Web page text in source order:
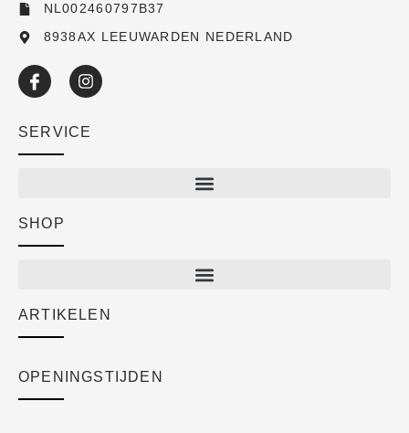
NL002460797B37
8938AX LEEUWARDEN NEDERLAND
SERVICE
Academy
SHOP
ARTIKELEN
OPENINGSTIJDEN